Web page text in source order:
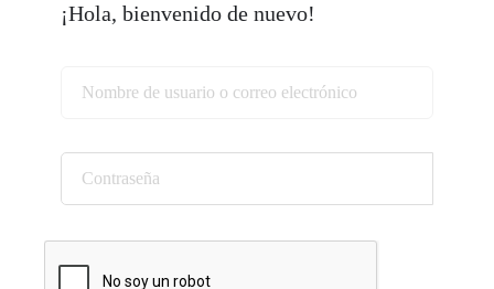
¡Hola, bienvenido de nuevo!